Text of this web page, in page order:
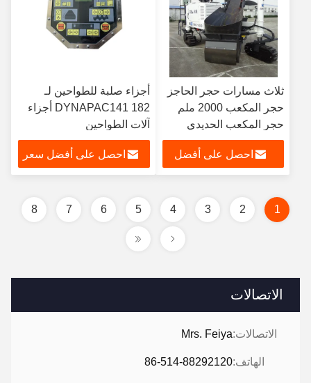
الاتصالات
الاتصالات:Mrs. Feiya
الهاتف:86-514-88292120
ثلاث مسارات حجر الحاجز
حجر المكعب 2000 ملم
حجر المكعب الحديدي
احصل على أفضل
أجزاء صلبة للطواحين لـ
DYNAPAC141 182 أجزاء
آلات الطواحين
احصل على أفضل سعر
1
2
3
4
5
6
7
8